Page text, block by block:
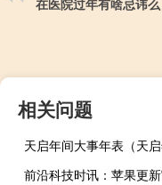
在医院过年有啥忌讳么
相关问题